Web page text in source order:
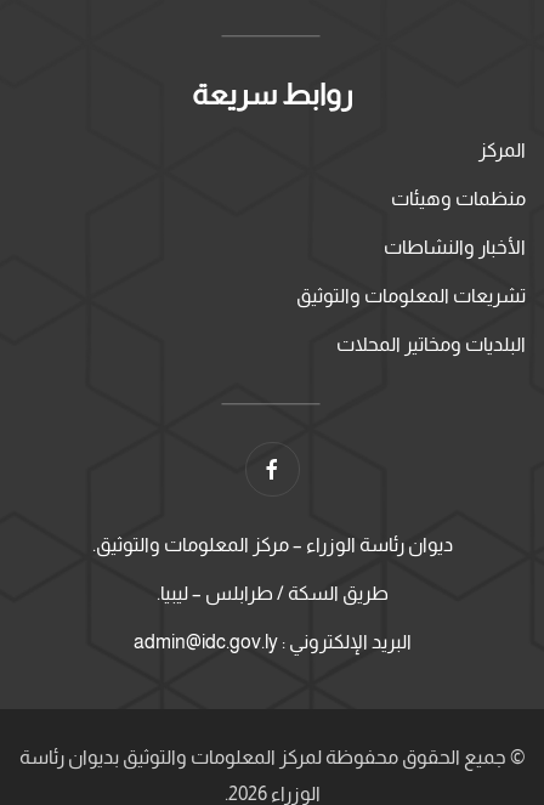
روابط سريعة
المركز
منظمات وهيئات
الأخبار والنشاطات
تشريعات المعلومات والتوثيق
البلديات ومخاتير المحلات
ديوان رئاسة الوزراء – مركز المعلومات والتوثيق.
طريق السكة / طرابلس – ليبيا.
البريد الإلكتروني : admin@idc.gov.ly
© جميع الحقوق محفوظة لمركز المعلومات والتوثيق بديوان رئاسة
الوزراء 2026.